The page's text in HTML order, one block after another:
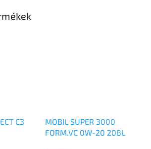
C3
MOBIL SUPER 3000
FORM.VC 0W-20 208L